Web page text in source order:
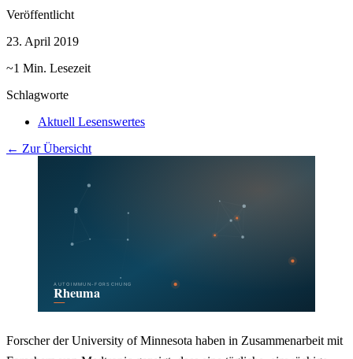
Veröffentlicht
23. April 2019
~1 Min. Lesezeit
Schlagworte
Aktuell Lesenswertes
← Zur Übersicht
Forscher der University of Minnesota haben in Zusammenarbeit mit